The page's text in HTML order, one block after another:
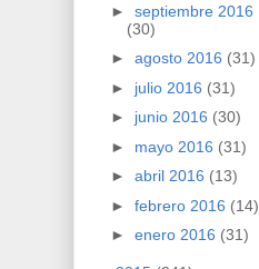
► septiembre 2016
(30)
► agosto 2016 (31)
► julio 2016 (31)
► junio 2016 (30)
► mayo 2016 (31)
► abril 2016 (13)
► febrero 2016 (14)
► enero 2016 (31)